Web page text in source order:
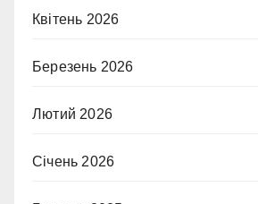
Квітень 2026
Березень 2026
Лютий 2026
Січень 2026